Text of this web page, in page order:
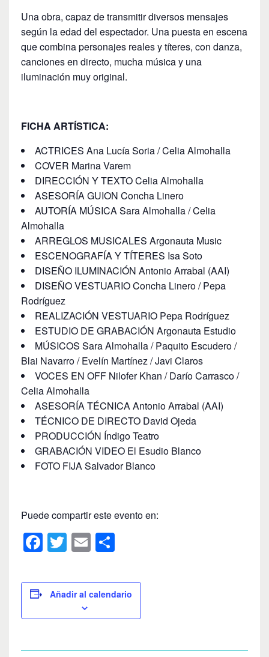
Una obra, capaz de transmitir diversos mensajes
según la edad del espectador. Una puesta en escena
que combina personajes reales y títeres, con danza,
canciones en directo, mucha música y una
iluminación muy original.
FICHA ARTÍSTICA:
ACTRICES Ana Lucía Soria / Celia Almohalla
COVER Marina Varem
DIRECCIÓN Y TEXTO Celia Almohalla
ASESORÍA GUION Concha Linero
AUTORÍA MÚSICA Sara Almohalla / Celia
Almohalla
ARREGLOS MUSICALES Argonauta Music
ESCENOGRAFÍA Y TÍTERES Isa Soto
DISEÑO ILUMINACIÓN Antonio Arrabal (AAI)
DISEÑO VESTUARIO Concha Linero / Pepa
Rodríguez
REALIZACIÓN VESTUARIO Pepa Rodríguez
ESTUDIO DE GRABACIÓN Argonauta Estudio
MÚSICOS Sara Almohalla / Paquito Escudero /
Blai Navarro / Evelín Martínez / Javi Claros
VOCES EN OFF Nilofer Khan / Darío Carrasco /
Celia Almohalla
ASESORÍA TÉCNICA Antonio Arrabal (AAI)
TÉCNICO DE DIRECTO David Ojeda
PRODUCCIÓN Índigo Teatro
GRABACIÓN VIDEO El Esudio Blanco
FOTO FIJA Salvador Blanco
Puede compartir este evento en:
F
a
c
e
b
T
wi
tt
er
E
m
ailm
p
ar
Añadir al calendario